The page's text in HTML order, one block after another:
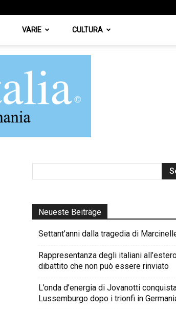
VARIE CULTURA
Neueste Beiträge
Settant’anni dalla tragedia di
Rappresentanza degli italiani
dibattito che non può essere rinviato
L’onda d’energia di Jovanotti
Lussemburgo dopo i trionfi in